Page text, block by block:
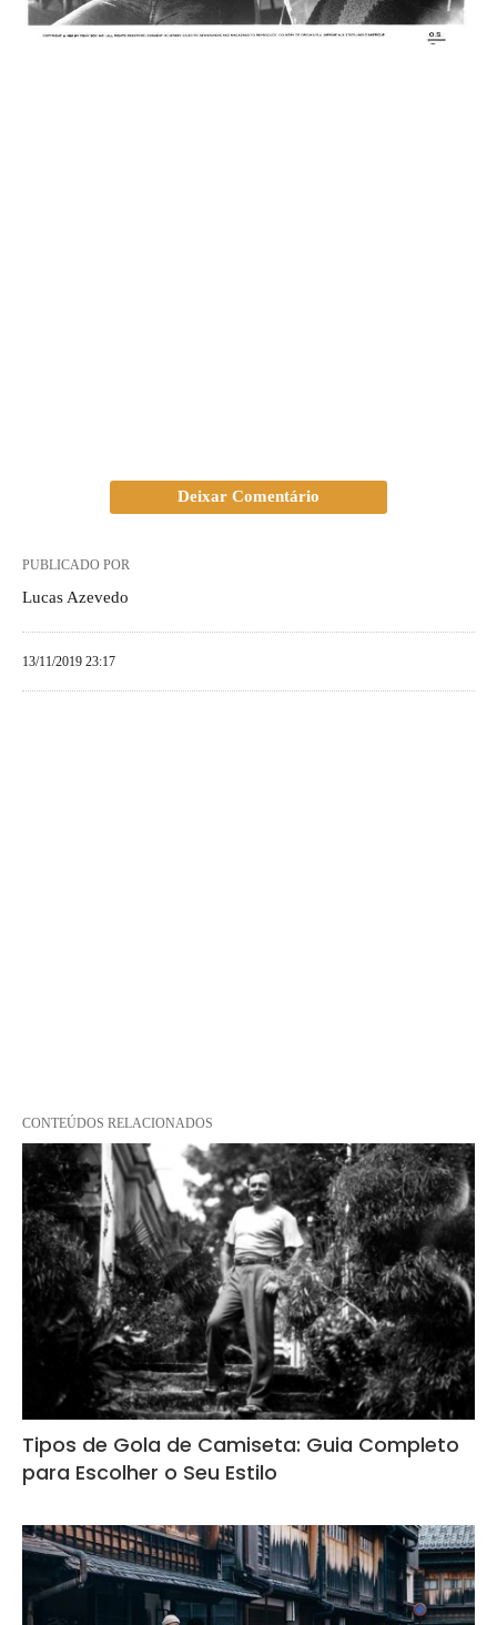
Deixar Comentário
PUBLICADO POR
Lucas Azevedo
13/11/2019 23:17
CONTEÚDOS RELACIONADOS
Tipos de Gola de Camiseta: Guia Completo
para Escolher o Seu Estilo